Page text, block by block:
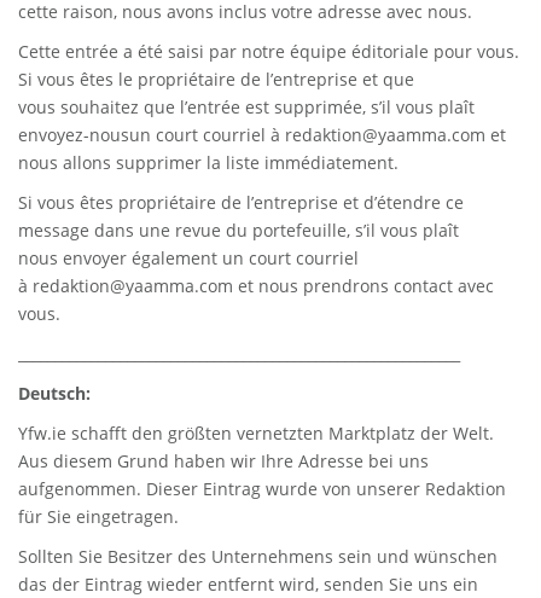
cette raison, nous avons inclus votre adresse avec nous.
Cette entrée a été saisi par notre équipe éditoriale pour vous.
Si vous êtes le propriétaire de l’entreprise et que
vous souhaitez que l’entrée est supprimée, s’il vous plaît
envoyez-nousun court courriel à redaktion@yaamma.com et
nous allons supprimer la liste immédiatement.
Si vous êtes propriétaire de l’entreprise et d’étendre ce
message dans une revue du portefeuille, s’il vous plaît
nous envoyer également un court courriel
à redaktion@yaamma.com et nous prendrons contact avec
vous.
Deutsch:
Yfw.ie schafft den größten vernetzten Marktplatz der Welt.
Aus diesem Grund haben wir Ihre Adresse bei uns
aufgenommen. Dieser Eintrag wurde von unserer Redaktion
für Sie eingetragen.
Sollten Sie Besitzer des Unternehmens sein und wünschen
das der Eintrag wieder entfernt wird, senden Sie uns ein